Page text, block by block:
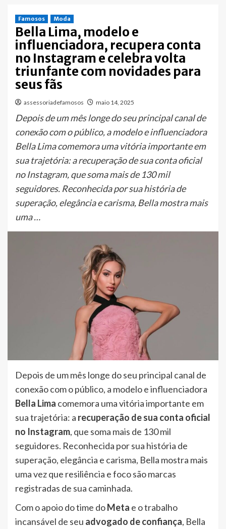
Famosos Moda
Bella Lima, modelo e
influenciadora, recupera conta
no Instagram e celebra volta
triunfante com novidades para
seus fãs
assessoriadefamosos maio 14, 2025
Depois de um mês longe do seu principal canal de
conexão com o público, a modelo e influenciadora
Bella Lima comemora uma vitória importante em
sua trajetória: a recuperação de sua conta oficial
no Instagram, que soma mais de 130 mil
seguidores. Reconhecida por sua história de
superação, elegância e carisma, Bella mostra mais
uma …
Depois de um mês longe do seu principal canal de
conexão com o público, a modelo e influenciadora
Bella Lima comemora uma vitória importante em
sua trajetória: a recuperação de sua conta oficial
no Instagram, que soma mais de 130 mil
seguidores. Reconhecida por sua história de
superação, elegância e carisma, Bella mostra mais
uma vez que resiliência e foco são marcas
registradas de sua caminhada.
Com o apoio do time doMeta e o trabalho
incansável de seu advogado de confiança, Bella